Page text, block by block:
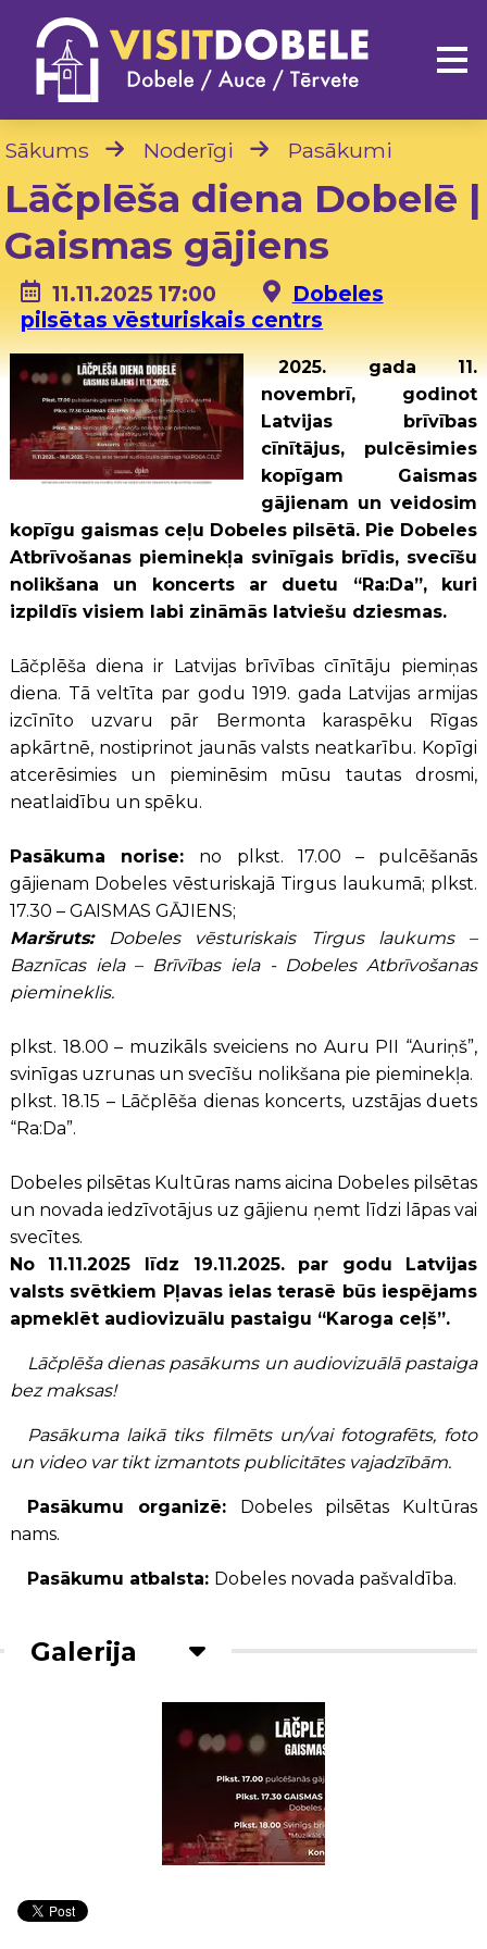
Sākums Noderīgi Pasākumi
Lāčplēša diena Dobelē |
Gaismas gājiens
11.11.2025 17:00
Dobeles
pilsētas vēsturiskais centrs
2025. gada 11.
novembrī, godinot
Latvijas brīvības
cīnītājus, pulcēsimies
kopīgam Gaismas
gājienam un veidosim
kopīgu gaismas ceļu Dobeles pilsētā. Pie Dobeles
Atbrīvošanas pieminekļa svinīgais brīdis, svecīšu
nolikšana un koncerts ar duetu “Ra:Da”, kuri
izpildīs visiem labi zināmās latviešu dziesmas.
Lāčplēša diena ir Latvijas brīvības cīnītāju piemiņas
diena. Tā veltīta par godu 1919. gada Latvijas armijas
izcīnīto uzvaru pār Bermonta karaspēku Rīgas
apkārtnē, nostiprinot jaunās valsts neatkarību. Kopīgi
atcerēsimies un pieminēsim mūsu tautas drosmi,
neatlaidību un spēku.
Pasākuma norise: no plkst. 17.00 – pulcēšanās
gājienam Dobeles vēsturiskajā Tirgus laukumā; plkst.
17.30 – GAISMAS GĀJIENS;
Maršruts: Dobeles
vēsturiskais Tirgus laukums –
Baznīcas iela – Brīvības iela - Dobeles Atbrīvošanas
piemineklis.
plkst. 18.00 – muzikāls sveiciens no Auru PII “Auriņš”,
svinīgas uzrunas un svecīšu nolikšana pie pieminekļa.
plkst. 18.15 – Lāčplēša dienas koncerts, uzstājas duets
“Ra:Da”.
Dobeles pilsētas Kultūras nams aicina Dobeles pilsētas
un novada iedzīvotājus uz gājienu ņemt līdzi lāpas vai
svecītes.
No 11.11.2025 līdz 19.11.2025. par godu Latvijas
valsts svētkiem Pļavas ielas terasē būs iespējams
apmeklēt audiovizuālu pastaigu “Karoga ceļš”.
Lāčplēša dienas pasākums un audiovizuālā pastaiga
bez maksas!
Pasākuma laikā tiks filmēts un/vai fotografēts, foto
un video var tikt izmantots publicitātes vajadzībām.
Pasākumu organizē:
Dobeles pilsētas Kultūras
nams.
Pasākumu atbalsta: Dobeles novada pašvaldība.
Galerija